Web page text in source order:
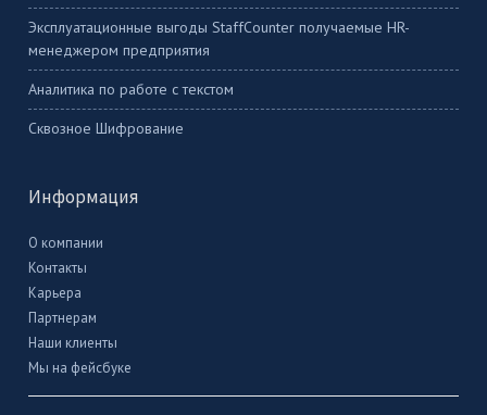
Эксплуатационные выгоды StaffCounter получаемые HR-
менеджером предприятия
Аналитика по работе с текстом
Сквозное Шифрование
Информация
О компании
Контакты
Карьера
Партнерам
Наши клиенты
Мы на фейсбуке